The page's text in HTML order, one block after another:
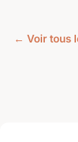
← Voir tous